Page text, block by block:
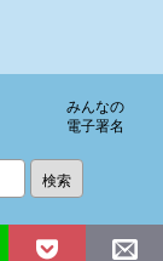
みんなの
電子署名